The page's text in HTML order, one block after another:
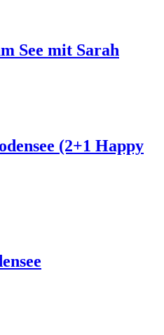
See mit Sarah
(2+1 Happy